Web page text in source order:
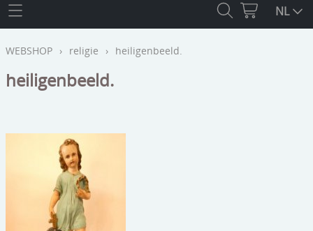
THE RETROHOUSE
WEBSHOP
OUTLET
beelden
meubels
reclamevoorwerpen/merken
curiosa
INFO
CONTACT
NL
WEBSHOP › religie › heiligenbeeld.
heiligenbeeld.